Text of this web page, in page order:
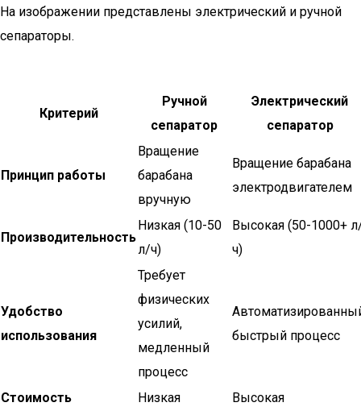
На изображении представлены электрический и ручной
сепараторы.
Критерий
Ручной
сепаратор
Электрический
сепаратор
Принцип работы
Вращение
барабана
вручную
Вращение барабана
электродвигателем
Производительность
Низкая (10-50
л/ч)
Высокая (50-1000+
ч)
Удобство
использования
Требует
физических
усилий,
медленный
процесс
быстрый процесс
Стоимость Низкая Высокая